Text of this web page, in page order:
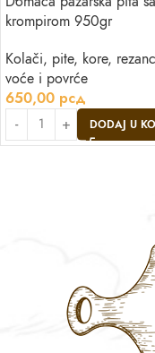
krompirom 950gr
Kolači, pite, kore,
voće i povrće
650,00 рсд
DODAJ U